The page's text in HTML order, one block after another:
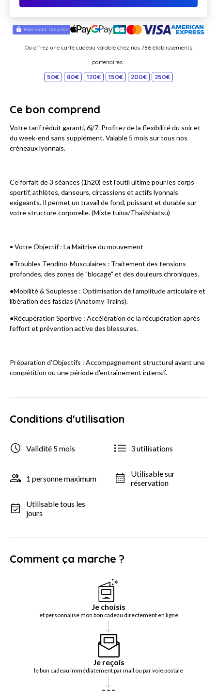
Ou offrez une carte cadeau valable chez nos 786 établissements
partenaires :
50€ 80€ 120€ 150€ 200€ 250€
Ce bon comprend
Votre tarif réduit garanti, 6j/7. Profitez de la flexibilité du soir et
du week-end sans supplément. Valable 5 mois sur tous nos
créneaux lyonnais.
​Ce forfait de 3 séances (1h20) est l'outil ultime pour les corps
sportif, athlètes, danseurs, circassiens et actifs lyonnais
exigeants. Il permet un travail de fond, puissant et durable sur
votre structure corporelle. (Mixte tuina/Thaï/shiatsu)
​• Votre Objectif : La Maîtrise du mouvement
​●Troubles Tendino-Musculaires : Traitement des tensions
profondes, des zones de "blocage" et des douleurs chroniques.
​●Mobilité & Souplesse : Optimisation de l'amplitude articulaire et
libération des fascias (Anatomy Trains).
​●Récupération Sportive : Accélération de la récupération après
l'effort et prévention active des blessures.
​Préparation d’Objectifs : Accompagnement structurel avant une
compétition ou une période d'entraînement intensif.
Conditions d'utilisation
Validité 5 mois 3 utilisations
1 personne maximum
Utilisable sur
réservation
Utilisable tous les
jours
Comment ça marche ?
Je choisis
et personnalise mon bon cadeau directement en ligne
Je reçois
le bon cadeau immédiatement par mail ou par voie postale